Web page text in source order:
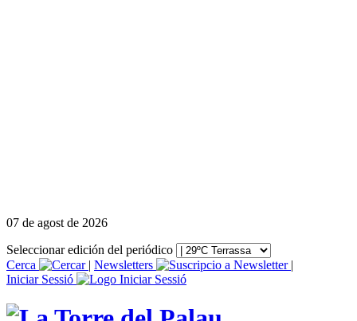
07 de agost de 2026
Seleccionar edición del periódico
Cerca
| Newsletters
|
Iniciar Sessió